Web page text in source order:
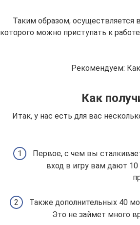
Таким образом, осуществляется
которого можно приступать к
Рекомендуем:
Как
Итак, у нас есть для вас
Первое, с чем вы
вход в игру вам дают
Также дополнительных 40
Это не займет много